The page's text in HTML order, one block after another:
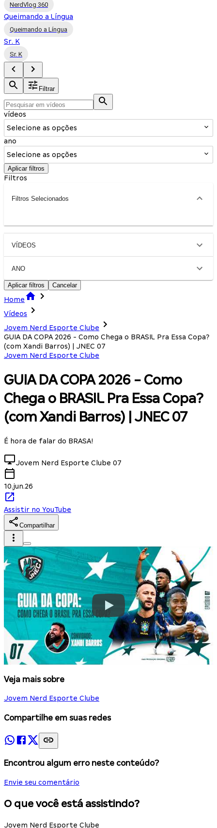
NerdVlog 360
Queimando a Língua
Queimando a Língua
Sr. K
Sr. K
Filtrar
vídeos
Selecione as opções
ano
Selecione as opções
Aplicar filtros
Filtros
Filtros Selecionados
VÍDEOS
ANO
Aplicar filtros Cancelar
Home
Vídeos
Jovem Nerd Esporte Clube
GUIA DA COPA 2026 - Como Chega o BRASIL Pra Essa Copa?
(com Xandi Barros) | JNEC 07
Jovem Nerd Esporte Clube
GUIA DA COPA 2026 - Como
Chega o BRASIL Pra Essa Copa?
(com Xandi Barros) | JNEC 07
É hora de falar do BRASA!
Jovem Nerd Esporte Clube 07
10.jun.26
Assistir no YouTube
Compartilhar
Veja mais sobre
Jovem Nerd Esporte Clube
Compartilhe em suas redes
Encontrou algum erro neste conteúdo?
Envie seu comentário
O que você está assistindo?
Jovem Nerd Esporte Clube